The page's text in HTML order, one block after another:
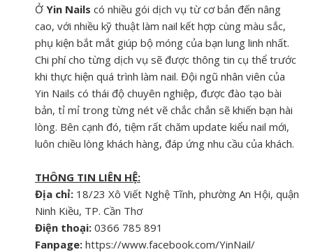
Ở Yin Nails có nhiều gói dịch vụ từ cơ bản đến nâng
cao, với nhiều kỹ thuật làm nail kết hợp cùng màu sắc,
phụ kiện bắt mắt giúp bộ móng của bạn lung linh nhất.
Chi phí cho từng dịch vụ sẽ được thông tin cụ thể trước
khi thực hiện quá trình làm nail. Đội ngũ nhân viên của
Yin Nails có thái độ chuyên nghiệp, được đào tạo bài
bản, tỉ mỉ trong từng nét vẽ chắc chắn sẽ khiến bạn hài
lòng. Bên cạnh đó, tiệm rất chăm update kiểu nail mới,
luôn chiều lòng khách hàng, đáp ứng nhu cầu của khách.
THÔNG TIN LIÊN HỆ:
Địa chỉ: 18/23 Xô Viết Nghệ Tĩnh, phường An Hội, quận
Ninh Kiều, TP. Cần Thơ
Điện thoại: 0366 785 891
Fanpage: https://www.facebook.com/YinNail/